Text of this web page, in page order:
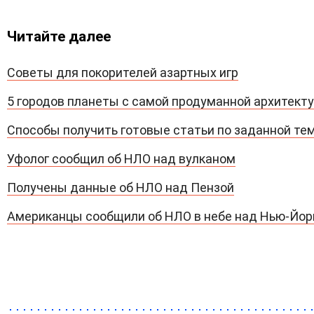
Читайте далее
Советы для покорителей азартных игр
5 городов планеты с самой продуманной
Способы получить готовые статьи по заданной
Уфолог сообщил об НЛО над вулканом
Получены данные об НЛО над Пензой
Американцы сообщили об НЛО в небе над Нью-